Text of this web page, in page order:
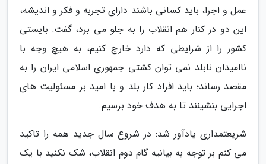
عمل و اجرا، باید کسانی باشند دارای تجربه و فکر و اندیشه،
این دو در کنار هم انقلاب را به جلو می برد، گفت: بایستی
کشور را از شرایطی که دارد خارج کنیم، به هیچ وجه با
ناامیدان نابلد نمی توان کشتی جمهوری اسلامی ایران را به
مقصد رساند؛ باید افراد کار بلد و با امید بر مسئولیت های
اجرایی بنشینند تا به هدف خود برسیم.
شریعتمداری یادآور شد: در شروع سال جدید همه را تاکید
می کنم بر توجه به بیانیه گام دوم انقلاب، شک نکنید با یک